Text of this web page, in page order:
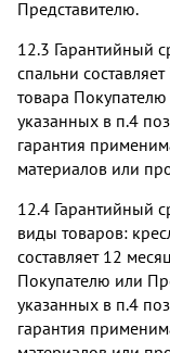
Представителю.
12.3 Гарантийный
спальни
товара
указанных в п.4
гарантия
материалов или
12.4 Гарантийный
виды товаров:
составляет 12
Покупателю или
указанных в п.4
гарантия